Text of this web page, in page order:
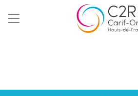
Aller
au
contenu